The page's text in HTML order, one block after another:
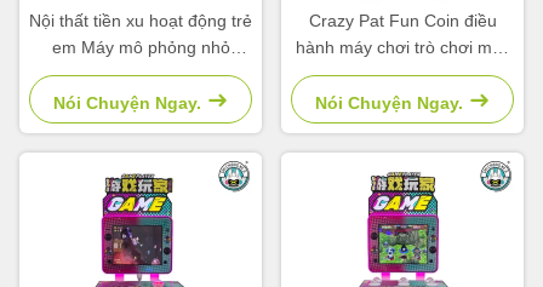
Nội thất tiền xu hoạt động trẻ
em Máy mô phỏng nhỏ
Video bắn súng Trò chơi
arcade
Nói Chuyện Ngay.
hình
Crazy Pat Fun Coin điều
hành máy chơi trò chơi máy
chơi video trẻ em
Nói Chuyện Ngay.